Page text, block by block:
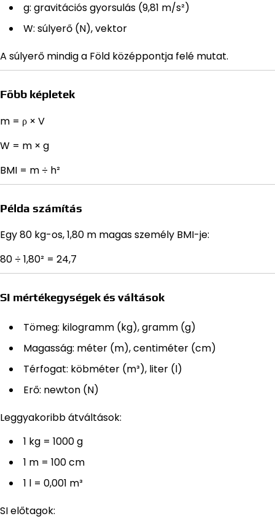
g: gravitációs gyorsulás (9,81 m/s²)
W: súlyerő (N), vektor
A súlyerő mindig a Föld középpontja felé mutat.
Főbb képletek
m = ρ × V
W = m × g
BMI = m ÷ h²
Példa számítás
Egy 80 kg-os, 1,80 m magas személy BMI-je:
80 ÷ 1,80² = 24,7
SI mértékegységek és váltások
Tömeg: kilogramm (kg), gramm (g)
Magasság: méter (m), centiméter (cm)
Térfogat: köbméter (m³), liter (l)
Erő: newton (N)
Leggyakoribb átváltások:
1 kg = 1000 g
1 m = 100 cm
1 l = 0,001 m³
SI előtagok: